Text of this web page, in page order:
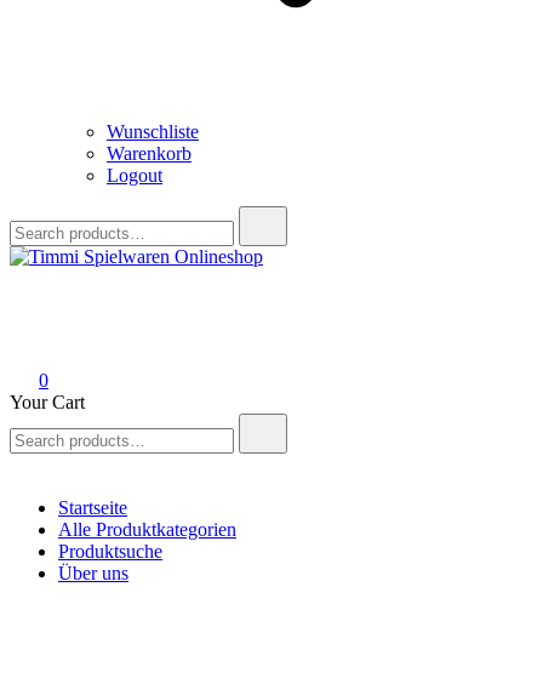
Wunschliste
Warenkorb
Logout
for:
0
Your Cart
for:
Startseite
Alle Produktkategorien
Produktsuche
Über uns